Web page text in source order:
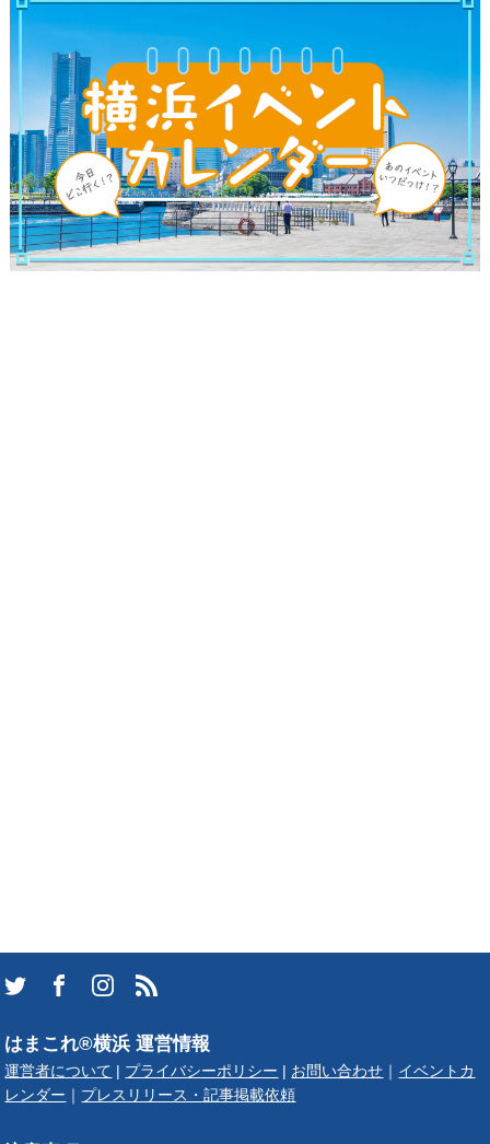
はまこれ®横浜 運営情報
運営者について プライバシーポリシー お問い合わせ
イベントカ
レンダー
プレスリリース・記事掲載依頼